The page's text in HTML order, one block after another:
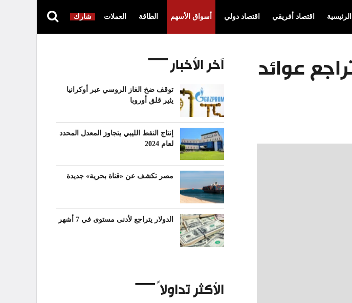
الرئيسية اقتصاد أفريقي اقتصاد دولي أسواق الأسهم الطاقة العملات شارك
مع تراجع عوائد
آخر الأخبار
توقف ضخ الغاز الروسي عبر أوكرانيا
يثير قلق أوروبا
إنتاج النفط الليبي يتجاوز المعدل المحدد
لعام 2024
مصر تكشف عن «قناة بحرية» جديدة
الدولار يتراجع لأدنى مستوى في 7 أشهر
الأكثر تداولاً